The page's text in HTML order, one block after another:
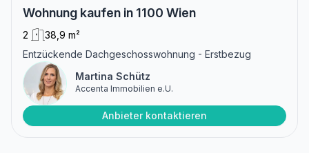
Wohnung kaufen in 1100 Wien
2
38,9 m²
Entzückende Dachgeschosswohnung - Erstbezug
Martina Schütz
Accenta Immobilien e.U.
Anbieter kontaktieren